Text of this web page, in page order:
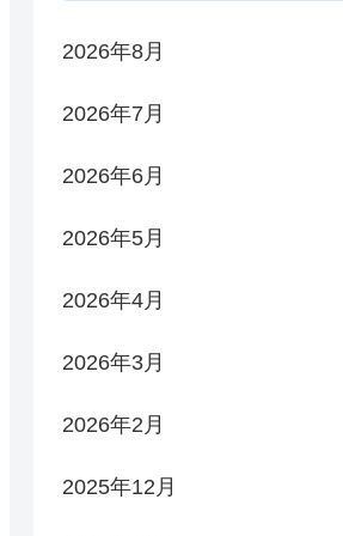
2026年8月
2026年7月
2026年6月
2026年5月
2026年4月
2026年3月
2026年2月
2025年12月